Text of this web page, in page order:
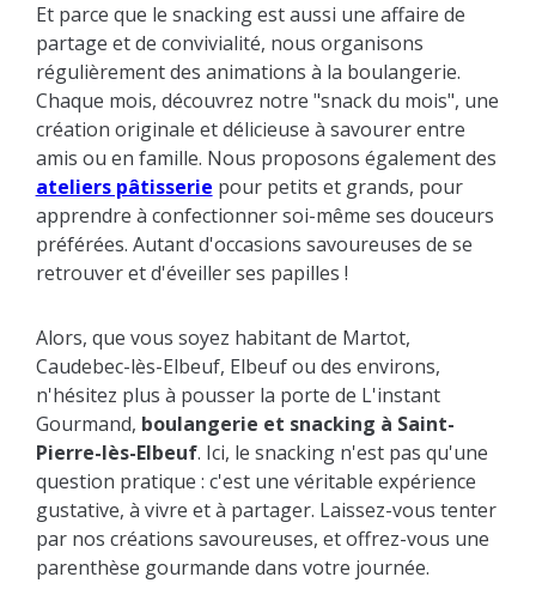
Et parce que le snacking est aussi une affaire de
partage et de convivialité, nous organisons
régulièrement des animations à la boulangerie.
Chaque mois, découvrez notre "snack du mois", une
création originale et délicieuse à savourer entre
amis ou en famille. Nous proposons également des
ateliers pâtisserie pour petits et grands, pour
apprendre à confectionner soi-même ses douceurs
préférées. Autant d'occasions savoureuses de se
retrouver et d'éveiller ses papilles !
Alors, que vous soyez habitant de Martot,
Caudebec-lès-Elbeuf, Elbeuf ou des environs,
n'hésitez plus à pousser la porte de L'instant
Gourmand, boulangerie et snacking à Saint-
Pierre-lès-Elbeuf. Ici, le snacking n'est pas qu'une
question pratique : c'est une véritable expérience
gustative, à vivre et à partager. Laissez-vous tenter
par nos créations savoureuses, et offrez-vous une
parenthèse gourmande dans votre journée.